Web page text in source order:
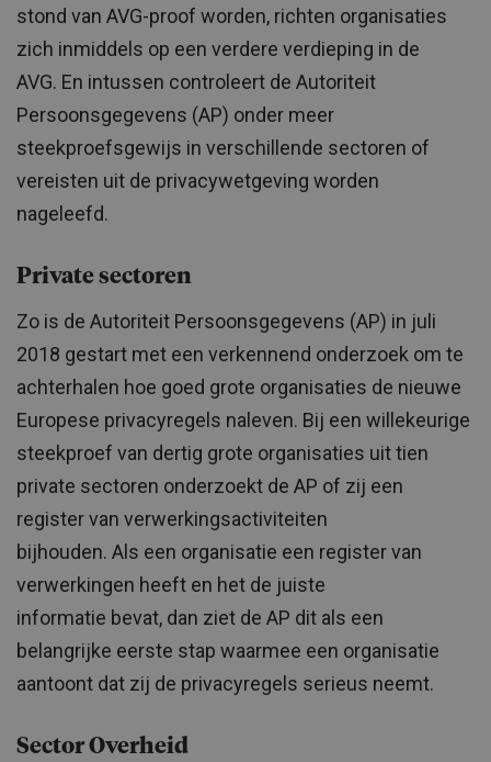
stond van AVG-proof worden, richten organisaties
zich inmiddels op een verdere verdieping in de
AVG. En intussen controleert de Autoriteit
Persoonsgegevens (AP) onder meer
steekproefsgewijs in verschillende sectoren of
vereisten uit de privacywetgeving worden
nageleefd.
Private sectoren
Zo is de Autoriteit Persoonsgegevens (AP) in juli
2018 gestart met een verkennend onderzoek om te
achterhalen hoe goed grote organisaties de nieuwe
Europese privacyregels naleven. Bij een willekeurige
steekproef van dertig grote organisaties uit tien
private sectoren onderzoekt de AP of zij een
register van verwerkingsactiviteiten
bijhouden. Als een organisatie een register van
verwerkingen heeft en het de juiste
informatie bevat, dan ziet de AP dit als een
belangrijke eerste stap waarmee een organisatie
aantoont dat zij de privacyregels serieus neemt.
Sector Overheid